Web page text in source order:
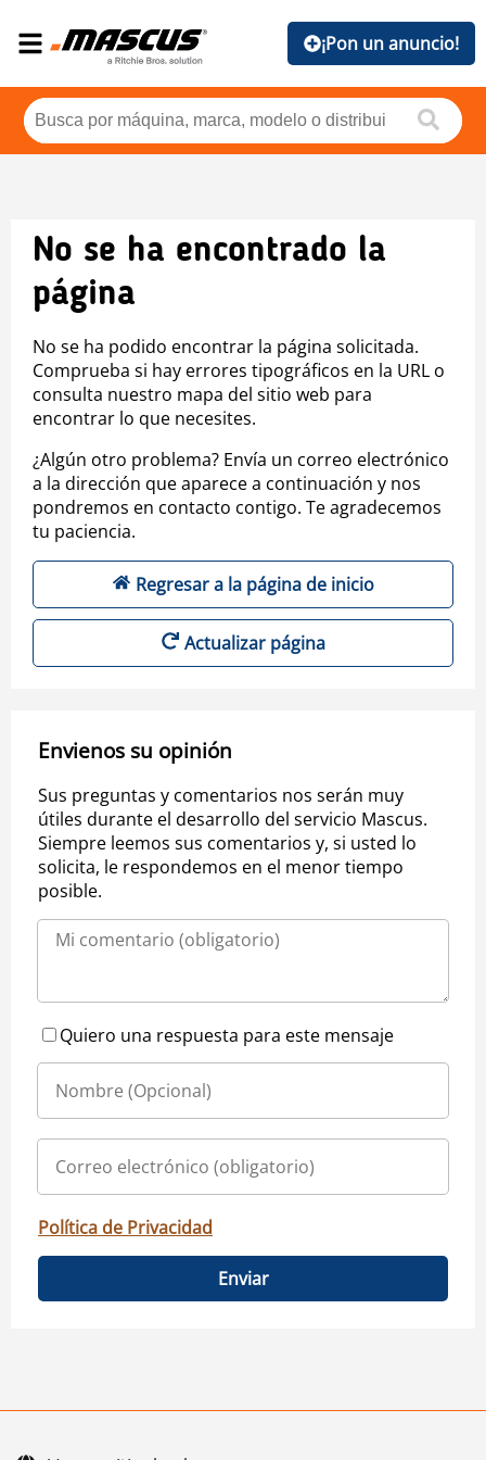
¡Pon un anuncio!
No se ha encontrado la
página
No se ha podido encontrar la página solicitada.
Comprueba si hay errores tipográficos en la URL o
consulta nuestro mapa del sitio web para
encontrar lo que necesites.
¿Algún otro problema? Envía un correo electrónico
a la dirección que aparece a continuación y nos
pondremos en contacto contigo. Te agradecemos
tu paciencia.
Regresar a la página de inicio
Actualizar página
Envienos su opinión
Sus preguntas y comentarios nos serán muy
útiles durante el desarrollo del servicio Mascus.
Siempre leemos sus comentarios y, si usted lo
solicita, le respondemos en el menor tiempo
posible.
Quiero una respuesta para este mensaje
Política de Privacidad
Enviar